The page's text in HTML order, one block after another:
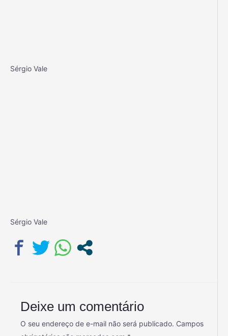
Sérgio Vale
Sérgio Vale
Deixe um comentário
O seu endereço de e-mail não será publicado. Campos